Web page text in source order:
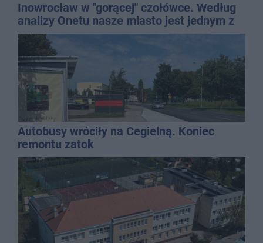
Inowrocław w "gorącej" czołówce. Według
analizy Onetu nasze miasto jest jednym z
najbardziej narażonych na upały
Autobusy wróciły na Cegielną. Koniec
remontu zatok